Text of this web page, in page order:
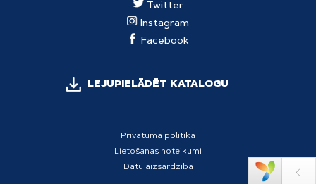
Twitter
Instagram
Facebook
LEJUPIELĀDĒT KATALOGU
Privātuma politika
Lietošanas noteikumi
Datu aizsardzība